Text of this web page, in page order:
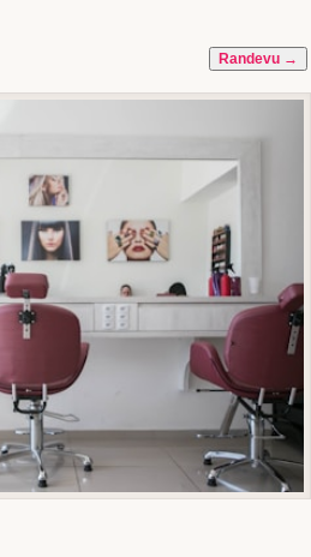
Randevu →